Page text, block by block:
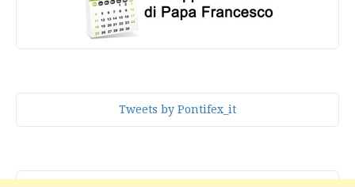
Tweets by Pontifex_it